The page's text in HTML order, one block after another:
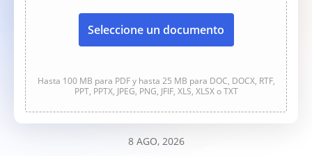
Seleccione un documento
Hasta 100 MB para PDF y hasta 25 MB para DOC, DOCX, RTF,
PPT, PPTX, JPEG, PNG, JFIF, XLS, XLSX o TXT
8 AGO, 2026